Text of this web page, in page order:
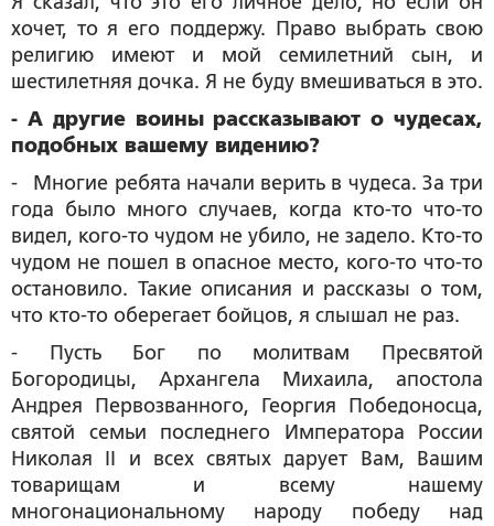
хочет, то я его поддержу. Право выбрать свою
религию имеют и мой семилетний сын, и
шестилетняя дочка. Я не буду вмешиваться в это.
- А другие воины рассказывают о чудесах,
подобных вашему видению?
- Многие ребята начали верить в чудеса. За три
года было много случаев, когда кто-то что-то
видел, кого-то чудом не убило, не задело. Кто-то
чудом не пошел в опасное место, кого-то что-то
остановило. Такие описания и рассказы о том,
что кто-то оберегает бойцов, я слышал не раз.
- Пусть Бог по молитвам Пресвятой
Богородицы, Архангела Михаила, апостола
Андрея Первозванного, Георгия Победоносца,
святой семьи последнего Императора России
Николая II и всех святых дарует Вам, Вашим
товарищам и всему нашему
многонациональному народу победу над